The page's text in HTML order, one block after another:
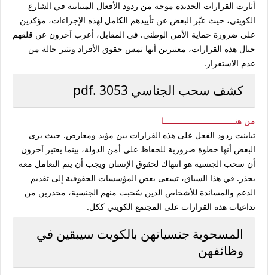
أثارت القرارات الجديدة موجة من ردود الأفعال المتباينة في الشارع
الكويتي، حيث عبّر البعض عن تأييدهم الكامل لهذه الإجراءات، مؤكدين
على ضرورة حماية الأمن الوطني. في المقابل، أعرب آخرون عن قلقهم
حيال هذه القرارات، معتبرين أنها تمس حقوق الأفراد وتثير حالة من
عدم الاستقرار.
كشف سحب الجناسي 3053 .pdf
من هنــــــــــــــــــــــــــــــا
تباينت ردود الفعل على هذه القرارات بين مؤيد ومعارض. حيث يرى
البعض أنها خطوة ضرورية للحفاظ على أمن الدولة، بينما يعتبر آخرون
أن سحب الجنسية هو انتهاك لحقوق الإنسان ويجب أن يتم التعامل معه
بحذر. في هذا السياق، تسعى بعض المؤسسات الحقوقية إلى تقديم
الدعم والمساندة للأشخاص الذين سُحبت منهم الجنسية، محذرين من
تداعيات هذه القرارات على المجتمع الكويتي ككل.
المسحوبة جنسياتهن بالكويت سيبقين في
وظائفهن